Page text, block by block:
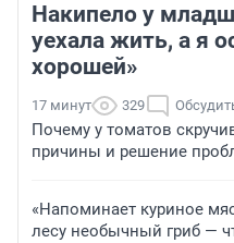
Накипело у
уехала жить, а я
хорошей»
17 минут 329
Почему у томатов
причины и решение
«Напоминает куриное
лесу необычный гриб —